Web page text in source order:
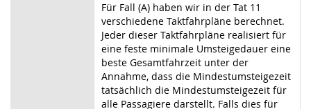
Für Fall (A) haben wir in der Tat 11
verschiedene Taktfahrpläne berechnet.
Jeder dieser Taktfahrpläne realisiert für
eine feste minimale Umsteigedauer eine
beste Gesamtfahrzeit unter der
Annahme, dass die Mindestumsteigezeit
tatsächlich die Mindestumsteigezeit für
alle Passagiere darstellt. Falls dies für